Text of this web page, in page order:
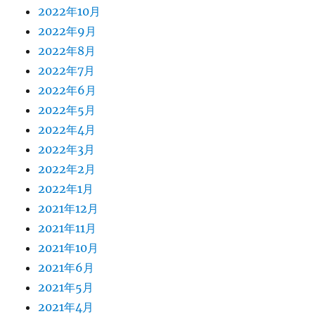
2022年10月
2022年9月
2022年8月
2022年7月
2022年6月
2022年5月
2022年4月
2022年3月
2022年2月
2022年1月
2021年12月
2021年11月
2021年10月
2021年6月
2021年5月
2021年4月